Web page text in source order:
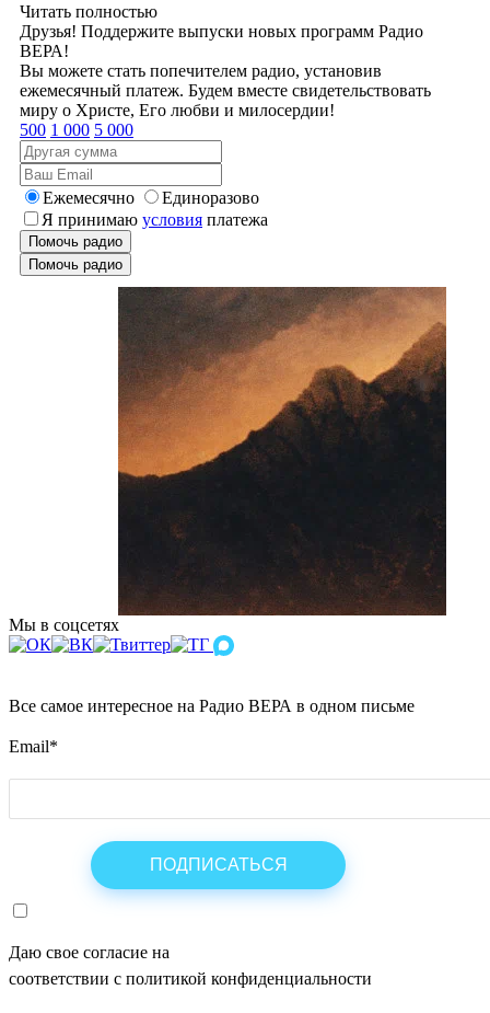
Читать полностью
Друзья! Поддержите выпуски новых программ Радио
ВЕРА!
Вы можете стать попечителем радио, установив
ежемесячный платеж. Будем вместе свидетельствовать
миру о Христе, Его любви и милосердии!
500 1 000 5 000
Ежемесячно
Единоразово
Я принимаю условия платежа
Помочь радио
Помочь радио
Мы в соцсетях
Все самое интересное на Радио ВЕРА в одном письме
Email*
Даю свое согласие на
соответствии с политикой конфиденциальности